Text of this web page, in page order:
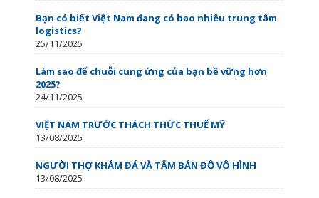
Bạn có biết Việt Nam đang có bao nhiêu trung tâm
logistics?
25/11/2025
Làm sao để chuỗi cung ứng của bạn bề vững hơn
2025?
24/11/2025
VIỆT NAM TRƯỚC THÁCH THỨC THUẾ MỸ
13/08/2025
NGƯỜI THỢ KHẢM ĐÁ VÀ TẤM BẢN ĐỒ VÔ HÌNH
13/08/2025